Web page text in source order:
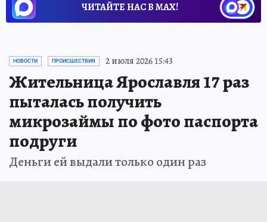
ЧИТАЙТЕ НАС В МАХ!
НОВОСТИ ПРОИСШЕСТВИЯ 2 июля 2026 15:43
Жительница Ярославля 17 раз
пыталась получить
микрозаймы по фото паспорта
подруги
Деньги ей выдали только один раз